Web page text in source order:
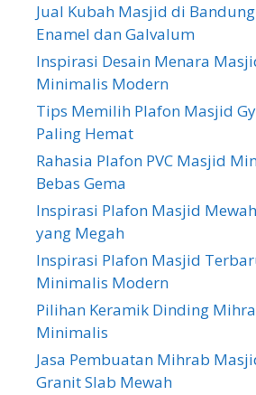
Jual Kubah Masjid di
Enamel dan Galvalum
Inspirasi Desain Menara
Minimalis Modern
Tips Memilih Plafon Masjid
Paling Hemat
Rahasia Plafon PVC Masjid
Bebas Gema
Inspirasi Plafon Masjid
yang Megah
Inspirasi Plafon Masjid
Minimalis Modern
Pilihan Keramik Dinding
Minimalis
Jasa Pembuatan Mihrab
Granit Slab Mewah